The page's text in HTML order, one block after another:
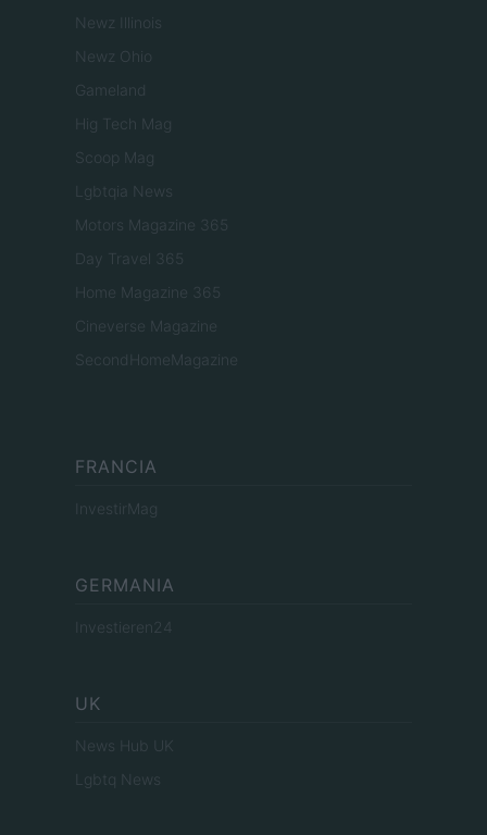
Newz Illinois
Newz Ohio
Gameland
Hig Tech Mag
Scoop Mag
Lgbtqia News
Motors Magazine 365
Day Travel 365
Home Magazine 365
Cineverse Magazine
SecondHomeMagazine
FRANCIA
InvestirMag
GERMANIA
Investieren24
UK
News Hub UK
Lgbtq News